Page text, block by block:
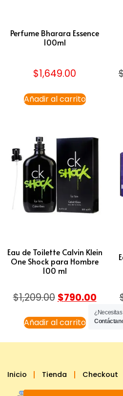
Perfume Bharara Essence
100ml
$1,649.00
Añadir al carrito
Eau de Toilette Calvin Klein
One Shock para Hombre
100 ml
$1,209.00 $790.00
Añadir al carrito
Inicio Tienda Checkout